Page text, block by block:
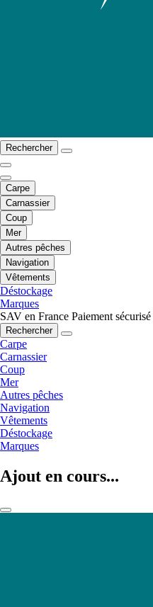
Rechercher
Carpe
Carnassier
Coup
Mer
Autres pêches
Navigation
Vêtements
Déstockage
Marques
SAV en France Paiement sécurisé
Rechercher
Carpe
Carnassier
Coup
Mer
Autres pêches
Navigation
Vêtements
Déstockage
Marques
Ajout en cours...